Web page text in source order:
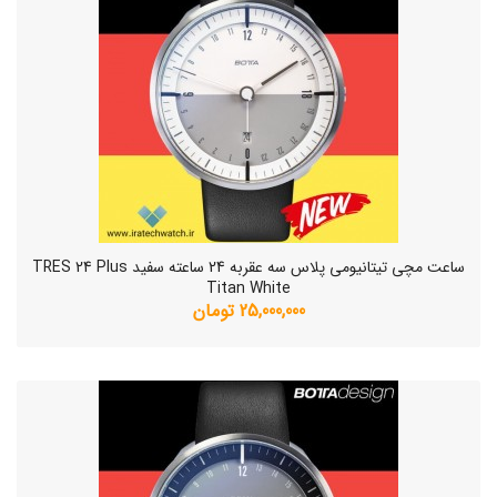
ساعت مچی تیتانیومی پلاس سه عقربه 24 ساعته سفید TRES 24 Plus
Titan White
25,000,000 تومان